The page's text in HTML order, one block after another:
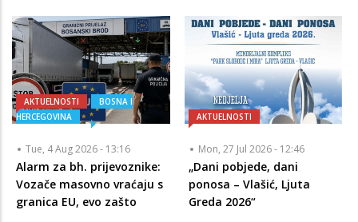
AKTUELNOSTI
BOSNA I
HERCEGOVINA
Tue, 4 Aug 2026 - 13:16
Alarm za bh. prijevoznike:
Vozače masovno vraćaju s
granica EU, evo zašto
AKTUELNOSTI
Mon, 27 Jul 2026 - 12:46
„Dani pobjede, dani
ponosa – Vlašić, Ljuta
Greda 2026“